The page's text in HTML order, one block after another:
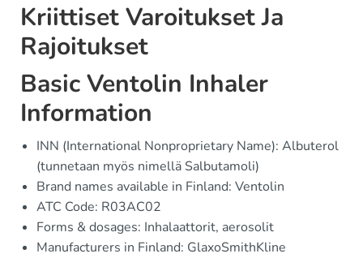
Kriittiset Varoitukset Ja
Rajoitukset
Basic Ventolin Inhaler
Information
INN (International Nonproprietary Name): Albuterol
(tunnetaan myös nimellä Salbutamoli)
Brand names available in Finland: Ventolin
ATC Code: R03AC02
Forms & dosages: Inhalaattorit, aerosolit
Manufacturers in Finland: GlaxoSmithKline